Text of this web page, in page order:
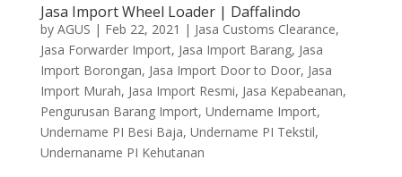
Jasa Import Wheel Loader | Daffalindo
by AGUS | Feb 22, 2021 | Jasa Customs Clearance,
Jasa Forwarder Import, Jasa Import Barang, Jasa
Import Borongan, Jasa Import Door to Door, Jasa
Import Murah, Jasa Import Resmi, Jasa Kepabeanan,
Pengurusan Barang Import, Undername Import,
Undername PI Besi Baja, Undername PI Tekstil,
Undernaname PI Kehutanan